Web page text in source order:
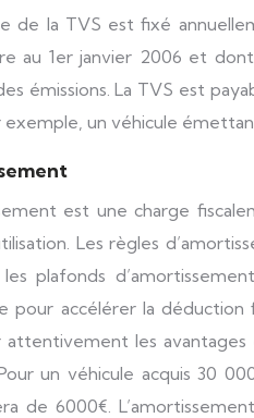
de la TVS est fixé
au 1er janvier 2006 et
émissions. La TVS est
exemple, un véhicule
est une charge
Les règles
plafonds
pour accélérer la déduction
attentivement les
un véhicule acquis 30
de 6000€.